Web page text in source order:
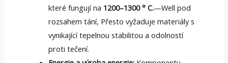
které fungují na 1200–1300 ° C.—Well pod
rozsahem tání, Přesto vyžaduje materiály s
vynikající tepelnou stabilitou a odolností
proti tečení.